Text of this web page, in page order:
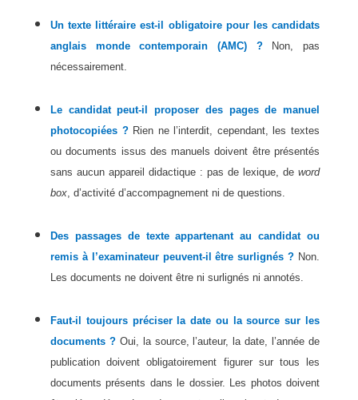
Un texte littéraire est-il obligatoire pour les candidats
anglais monde contemporain (AMC) ? Non, pas
nécessairement.
Le candidat peut-il proposer des pages de manuel
photocopiées ? Rien ne l’interdit, cependant, les textes
ou documents issus des manuels doivent être présentés
sans aucun appareil didactique : pas de lexique, de word
box , d’activité d’accompagnement ni de questions.
Des passages de texte appartenant au candidat ou
remis à l’examinateur peuvent-il être surlignés ? Non.
Les documents ne doivent être ni surlignés ni annotés.
Faut-il toujours préciser la date ou la source sur les
documents ? Oui, la source, l’auteur, la date, l’année de
publication doivent obligatoirement figurer sur tous les
documents présents dans le dossier. Les photos doivent